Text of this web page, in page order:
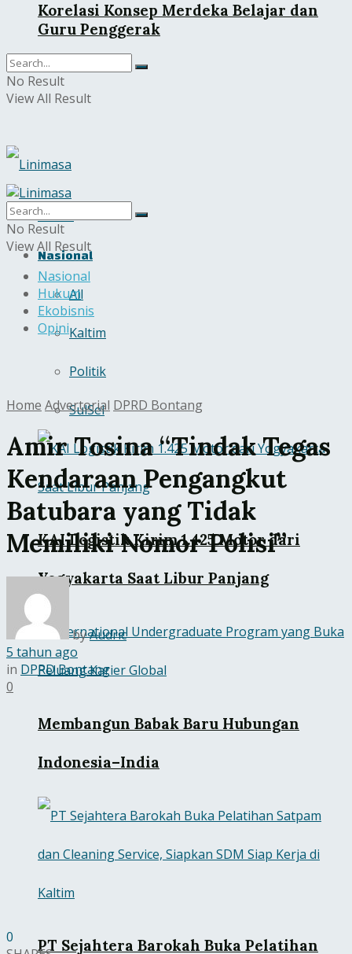
Korelasi Konsep Merdeka Belajar dan
Guru Penggerak
No Result
View All Result
Home
Nasional
All
Kaltim
Politik
SulSel
KAI Logistik Kirim 1.425 Motor dari
Yogyakarta Saat Libur Panjang
Membangun Babak Baru Hubungan
Indonesia–India
PT Sejahtera Barokah Buka Pelatihan
No Result
View All Result
Nasional
Hukum
Ekobisnis
Opini
Home Advertorial DPRD Bontang
Amir Tosina “Tindak Tegas
Kendaraan Pengangkut
Batubara yang Tidak
Memiliki Nomor Polisi”
byAudric
5 tahun ago
in DPRD Bontang
0
0